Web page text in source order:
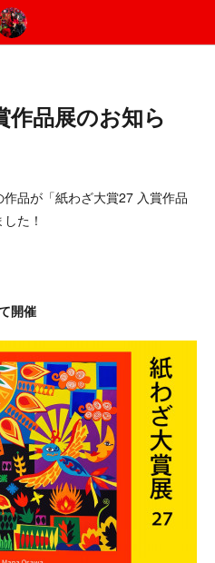
作品展のお知ら
品が「紙わざ大賞27 入賞作品
た！
開催